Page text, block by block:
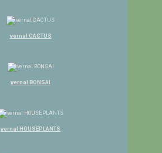
vernal CACTUS
vernal BONSAI
vernal HOUSEPLANTS